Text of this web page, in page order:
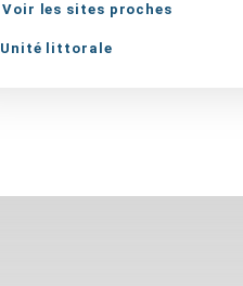
Voir les sites proches
Unité littorale